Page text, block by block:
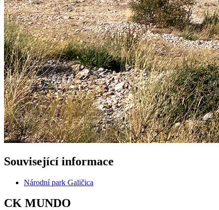
Související informace
Národní park Galičica
CK MUNDO